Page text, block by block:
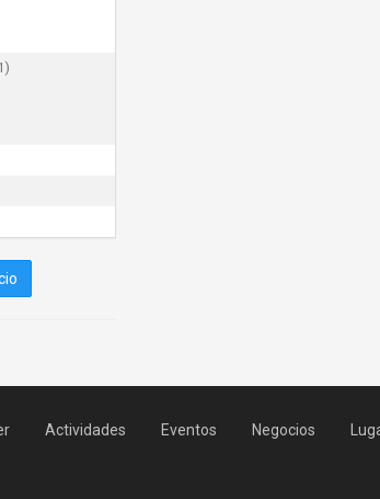
Actividades Eventos Negocios